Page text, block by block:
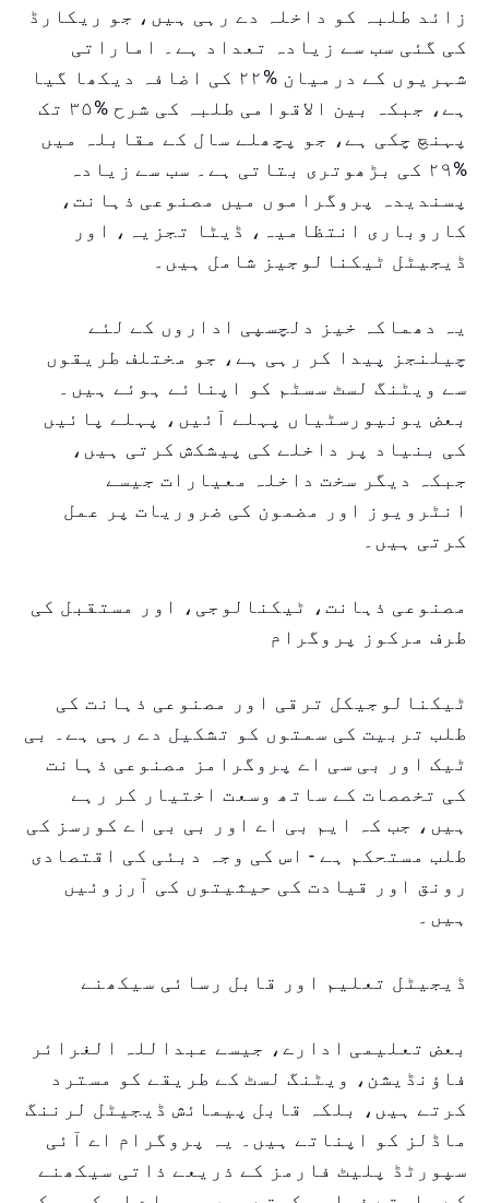
زائد طلبہ کو داخلہ دے رہی ہیں، جو ریکارڈ
کی گئی سب سے زیادہ تعداد ہے۔ اماراتی
شہریوں کے درمیان %۲۲ کی اضافہ دیکھا گیا
ہے، جبکہ بین الاقوامی طلبہ کی شرح %۳۵ تک
پہنچ چکی ہے، جو پچھلے سال کے مقابلہ میں
%۲۹ کی بڑھوتری بتاتی ہے۔ سب سے زیادہ
پسندیدہ پروگراموں میں مصنوعی ذہانت،
کاروباری انتظامیہ، ڈیٹا تجزیہ، اور
ڈیجیٹل ٹیکنالوجیز شامل ہیں۔
یہ دھماکہ خیز دلچسپی اداروں کے لئے
چیلنجز پیدا کر رہی ہے، جو مختلف طریقوں
سے ویٹنگ لسٹ سسٹم کو اپنائے ہوئے ہیں۔
بعض یونیورسٹیاں پہلے آئیں، پہلے پائیں
کی بنیاد پر داخلے کی پیشکش کرتی ہیں،
جبکہ دیگر سخت داخلہ معیارات جیسے
انٹرویوز اور مضمون کی ضروریات پر عمل
کرتی ہیں۔
مصنوعی ذہانت، ٹیکنالوجی، اور مستقبل کی
طرف مرکوز پروگرام
ٹیکنالوجیکل ترقی اور مصنوعی ذہانت کی
طلب تربیت کی سمتوں کو تشکیل دے رہی ہے۔ بی
ٹیک اور بی سی اے پروگرامز مصنوعی ذہانت
کی تخصصات کے ساتھ وسعت اختیار کر رہے
ہیں، جب کہ ایم بی اے اور بی بی اے کورسز کی
طلب مستحکم ہے - اس کی وجہ دبئی کی اقتصادی
رونق اور قیادت کی حیثیتوں کی آرزوئیں
ہیں۔
ڈیجیٹل تعلیم اور قابل رسائی سیکھنے
بعض تعلیمی ادارے، جیسے عبداللہ الغرائر
فاؤنڈیشن، ویٹنگ لسٹ کے طریقے کو مسترد
کرتے ہیں، بلکہ قابل پیمائش ڈیجیٹل لرننگ
ماڈلز کو اپناتے ہیں۔ یہ پروگرام اے آئی
سپورٹڈ پلیٹ فارمز کے ذریعے ذاتی سیکھنے